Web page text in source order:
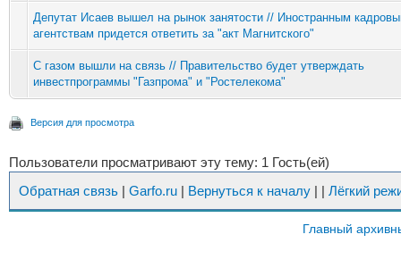
Депутат Исаев вышел на рынок занятости // Иностранным
агентствам придется ответить за "акт Магнитского"
С газом вышли на связь // Правительство будет утверждать
инвестпрограммы "Газпрома" и "Ростелекома"
Версия для просмотра
Пользователи просматривают эту тему: 1 Гость(ей)
Обратная связь | Garfo.ru | Вернуться к началу | | Лёгкий
Главный